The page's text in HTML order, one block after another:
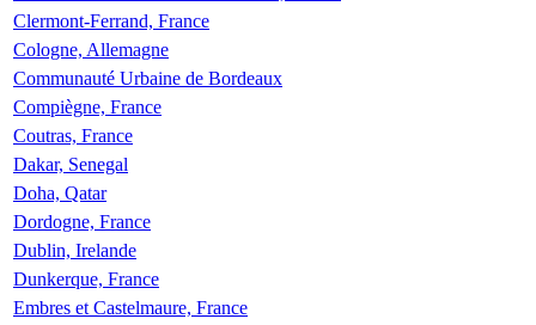
Clermont-Ferrand, France
Cologne, Allemagne
Communauté Urbaine de Bordeaux
Compiègne, France
Coutras, France
Dakar, Senegal
Doha, Qatar
Dordogne, France
Dublin, Irelande
Dunkerque, France
Embres et Castelmaure, France